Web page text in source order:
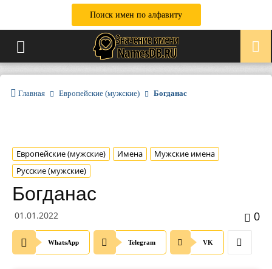
Поиск имен по алфавиту
Главная Европейские (мужские) Богданас
Европейские (мужские) Имена
Мужские имена
Русские (мужские)
Богданас
01.01.2022 0
WhatsApp Telegram VK